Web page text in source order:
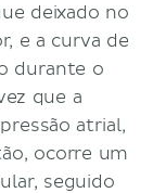
deixado no
e a curva de
durante o
que a
atrial,
ocorre um
seguido